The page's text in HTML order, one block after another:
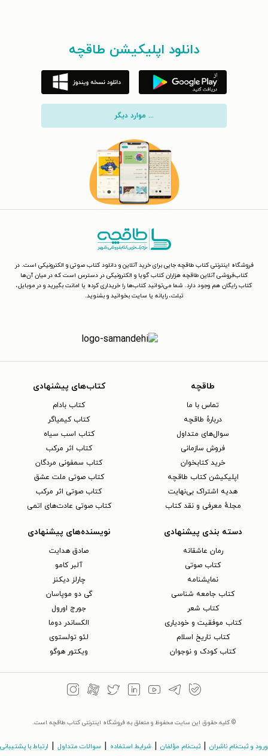
دانلود اپلیکیشن طاقچه
... موارد دیگر
فروشگاه اینترنتی کتاب طاقچه جایی برای خرید آنلاین و دانلود کتاب صوتی و الکترونیکی است. در
کتاب‌فروشی آنلاین طاقچه هزاران کتاب گویا و الکترونیکی در دسترس است که در میان آن‌ها
کتاب رایگان هم وجود دارد. شما می‌توانید کتاب‌ها را خریداری کرده یا امانت بگیرید و در موبایل،
تبلت، رایانه یا سایت بخوانید و بشنوید.
طاقچه
تماس با ما
دربارهٔ طاقچه
سوال‌های متداول
فروش سازمانی
خرید کتابخوان
اپلیکیشن کتاب طاقچه
هدیه اشتراک بی‌نهایت
مجلهٔ معرفی و نقد کتاب
کتاب‌های پیشنهادی
کتاب بادام
کتاب کیمیاگر
کتاب اسب سیاه
کتاب اثر مرکب
کتاب سمفونی مردگان
کتاب صوتی ملت عشق
کتاب صوتی اثر مرکب
کتاب صوتی عادت‌های اتمی
دسته بندی پیشنهادی
رمان عاشقانه
کتاب‌ صوتی
نمایشنامه
کتاب جامعه شناسی
کتاب شعر
کتاب موفقیت و خودیاری
کتاب تاریخ اسلام
کتاب کودک و نوجوان
نویسنده‌های پیشنهادی
صادق هدایت
آلبر کامو
چارلز دیکنز
گی دو موپاسان
جورج اورول
الکساندر دوما
لئو تولستوی
ویکتور هوگو
© کلیه حقوق این سایت محفوظ و متعلق به فروشگاه اینترنتی کتاب طاقچه است.
ورود و ثبت‌نام ناشران ثبت‌نام مؤلفان شرایط استفاده سوالات متداول ارتباط با پشتیبانی